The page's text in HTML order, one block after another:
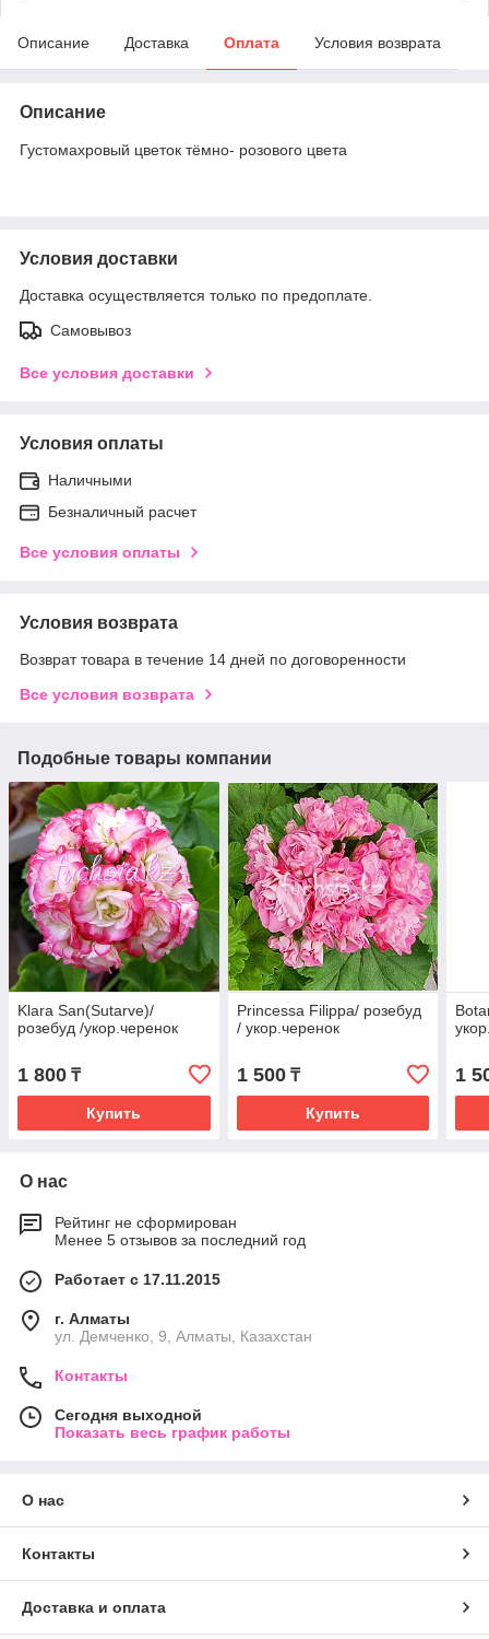
Описание Доставка Оплата Условия возврата
Описание
Густомахровый цветок тёмно- розового цвета
Условия доставки
Доставка осуществляется только по предоплате.
Самовывоз
Все условия доставки
Условия оплаты
Наличными
Безналичный расчет
Все условия оплаты
Условия возврата
Возврат товара в течение 14 дней по договоренности
Все условия возврата
Подобные товары компании
Klara San(Sutarve)/
розебуд /укор.черенок
1 800 ₸
Купить
Princessa Filippa/ розебуд
/ укор.черенок
1 500₸
Купить
1
О нас
Рейтинг не сформирован
Менее 5 отзывов за последний год
Работает с 17.11.2015
г. Алматы
ул. Демченко, 9, Алматы, Казахстан
Контакты
Сегодня выходной
Показать весь график работы
О нас
Контакты
Доставка и оплата